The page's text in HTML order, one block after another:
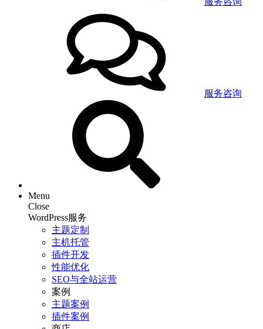
服务咨询
Menu
Close
WordPress服务
主题定制
主机托管
插件开发
性能优化
SEO与全站运营
案例
主题案例
插件案例